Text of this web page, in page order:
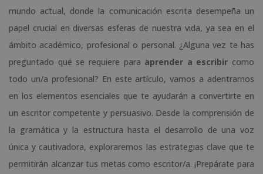
mundo actual, donde la comunicación escrita desempeña un
papel crucial en diversas esferas de nuestra vida, ya sea en el
ámbito académico, profesional o personal. ¿Alguna vez te has
preguntado qué se requiere para aprender a escribir como
todo un/a profesional? En este artículo, vamos a adentrarnos
en los elementos esenciales que te ayudarán a convertirte en
un escritor competente y persuasivo. Desde la comprensión de
la gramática y la estructura hasta el desarrollo de una voz
única y cautivadora, exploraremos las estrategias clave que te
permitirán alcanzar tus metas como escritor/a. ¡Prepárate para